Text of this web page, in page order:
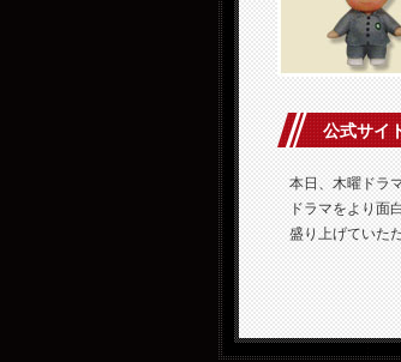
公式サイ
本日、木曜ドラ
ドラマをより面
盛り上げていた